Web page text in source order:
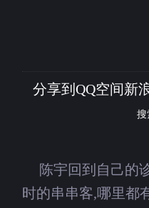
分享到 QQ空间新
搜
陈宇回到自己的
时的串串客,哪里都